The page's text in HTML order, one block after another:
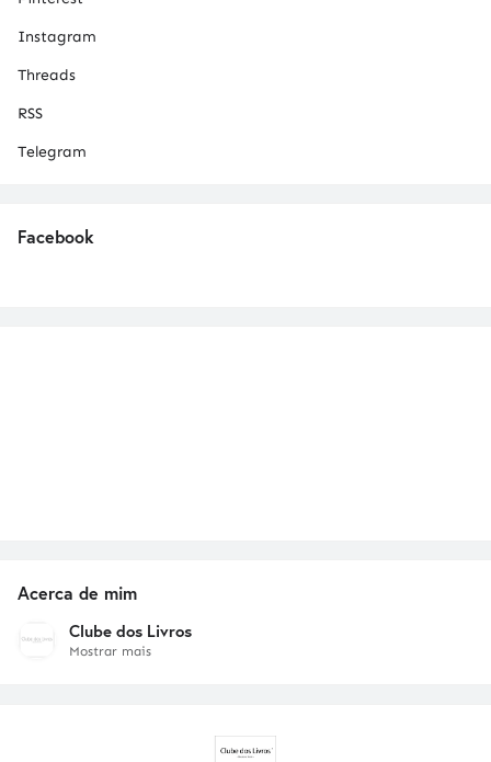
Instagram
Threads
RSS
Telegram
Facebook
Acerca de mim
Clube dos Livros
Mostrar mais